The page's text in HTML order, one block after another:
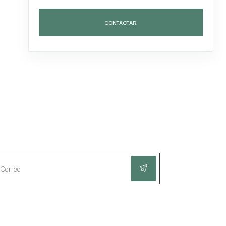
CONTACTAR